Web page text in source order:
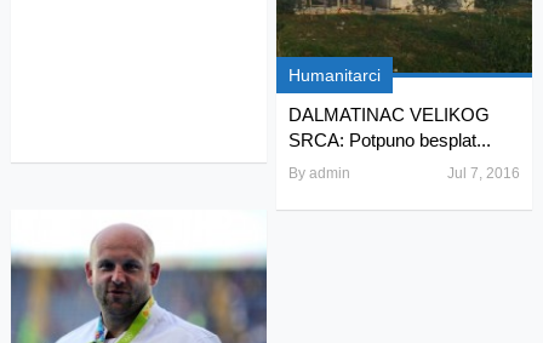
Humanitarci
DALMATINAC VELIKOG
SRCA: Potpuno besplat...
Byadmin Jul 7, 2016